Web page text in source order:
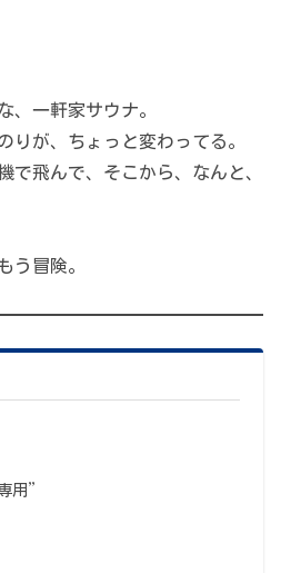
、一軒家サウナ。
りが、ちょっと変わってる。
で飛んで、そこから、なんと、
う冒険。
用”